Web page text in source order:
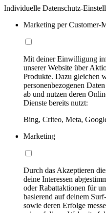
Individuelle Datenschutz-
Marketing per Customer-
Mit deiner Einwilligung
unserer Website über
Produkte. Dazu gleichen
personenbezogenen
ab und nutzen deren
Dienste bereits nutzt:
Bing, Criteo, Meta,
Marketing
Durch das Akzeptieren
deine Interessen
oder Rabattaktionen für
basierend auf deinem
sowie deren Erfolge